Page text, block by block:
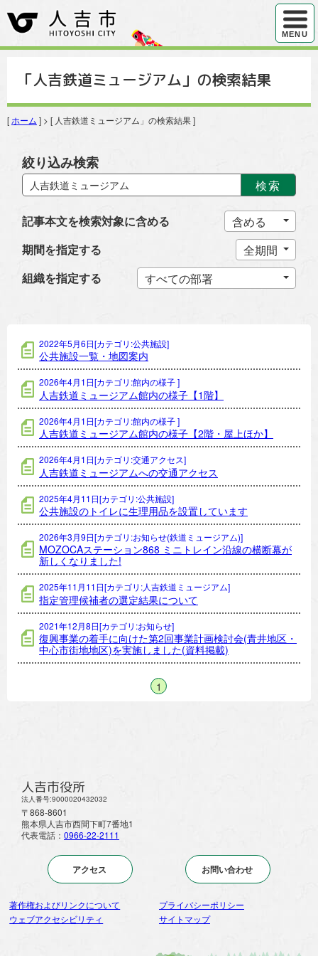
ハンバ
MENU
「人吉鉄道ミュージアム」の検索結果
[ ホーム ] > [ 人吉鉄道ミュージアム」の検索結果 ]
絞り込み検索
検索
記事本文を検索対象に含める
期間を指定する
組織を指定する
2022年5月6日[カテゴリ:公共施設]
公共施設一覧・地図案内
2026年4月1日[カテゴリ:館内の様子 ]
人吉鉄道ミュージアム館内の様子【1階】
2026年4月1日[カテゴリ:館内の様子 ]
人吉鉄道ミュージアム館内の様子【2階・屋上ほか】
2026年4月1日[カテゴリ:交通アクセス]
人吉鉄道ミュージアムへの交通アクセス
2025年4月11日[カテゴリ:公共施設]
公共施設のトイレに生理用品を設置しています
2026年3月9日[カテゴリ:お知らせ(鉄道ミュージアム)]
MOZOCAステーション868 ミニトレイン沿線の横断幕が
新しくなりました!
2025年11月11日[カテゴリ:人吉鉄道ミュージアム]
指定管理候補者の選定結果について
2021年12月8日[カテゴリ:お知らせ]
復興事業の着手に向けた第2回事業計画検討会(青井地区・
中心市街地地区)を実施しました(資料掲載)
1
人吉市役所
法人番号:9000020432032
〒868-8601
熊本県人吉市西間下町7番地1
代表電話： 0966-22-2111
アクセス お問い合わせ
著作権およびリンクについて
プライバシーポリシー
ウェブアクセシビリティ
サイトマップ